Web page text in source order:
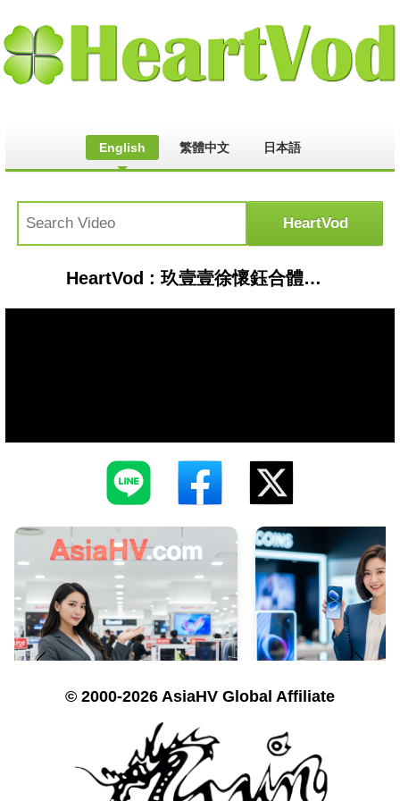
English 繁體中文 日本語
HeartVod : 玖壹壹徐懷鈺合體《嘻哈庄腳情》 在別人的場幫洋蔥慶生XDD
© 2000-2026 AsiaHV Global Affiliate